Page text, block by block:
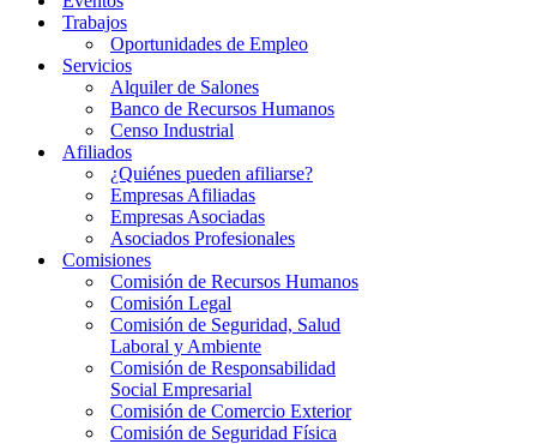
Trabajos
Oportunidades de Empleo
Servicios
Alquiler de Salones
Banco de Recursos Humanos
Censo Industrial
Afiliados
¿Quiénes pueden afiliarse?
Empresas Afiliadas
Empresas Asociadas
Asociados Profesionales
Comisiones
Comisión de Recursos Humanos
Comisión Legal
Comisión de Seguridad, Salud
Laboral y Ambiente
Comisión de Responsabilidad
Social Empresarial
Comisión de Comercio Exterior
Comisión de Seguridad Física